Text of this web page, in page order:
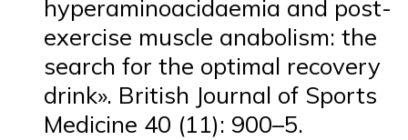
hyperaminoacidaemia and post-
exercise muscle anabolism: the
search for the optimal recovery
drink». British Journal of Sports
Medicine 40 (11): 900–5.